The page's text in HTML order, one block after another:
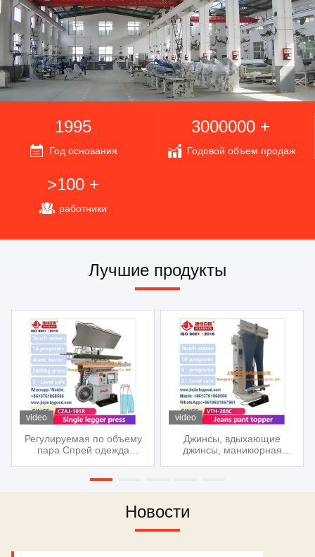
1995
Год основания
3000000 +
Годовой объем продаж
>100 +
работники
Лучшие продукты
video
Регулируемая по объему
пара Спрей одежда
video
Джинсы, вдыхающие
джинсы, маникюрная
Новости